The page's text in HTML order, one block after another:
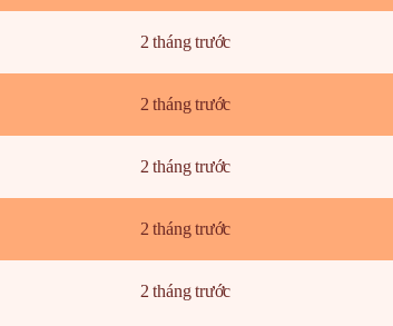
2 tháng trước
2 tháng trước
2 tháng trước
2 tháng trước
2 tháng trước